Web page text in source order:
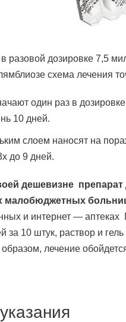
разовой дозировке 7,5
схема лечения
один раз в
10 дней.
слоем наносят на
до 9 дней.
дешевизне
малобюджетных
и интернет —
за 10 штук, раствор и
лечение